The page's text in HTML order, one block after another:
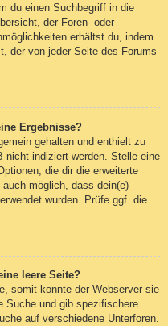
du einen Suchbegriff in die
der Foren- oder
erhältst du, indem
der von jeder Seite des Forums
Ergebnisse?
gehalten und enthielt zu
nicht indiziert werden. Stelle eine
die dir die erweiterte
möglich, dass dein(e)
wurden. Prüfe ggf. die
leere Seite?
somit konnte der Webserver sie
Suche und gib spezifischere
auf verschiedene Unterforen.